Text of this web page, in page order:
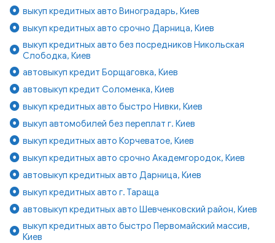
выкуп кредитных авто Виноградарь, Киев
выкуп кредитных авто срочно Дарница, Киев
выкуп кредитных авто без посредников Никольская
Слободка, Киев
автовыкуп кредит Борщаговка, Киев
автовыкуп кредит Соломенка, Киев
выкуп кредитных авто быстро Нивки, Киев
выкуп автомобилей без переплат г. Киев
выкуп кредитных авто Корчеватое, Киев
выкуп кредитных авто срочно Академгородок, Киев
автовыкуп кредитных авто Дарница, Киев
выкуп кредитных авто г. Тараща
автовыкуп кредитных авто Шевченковский район, Киев
выкуп кредитных авто быстро Первомайский массив,
Киев